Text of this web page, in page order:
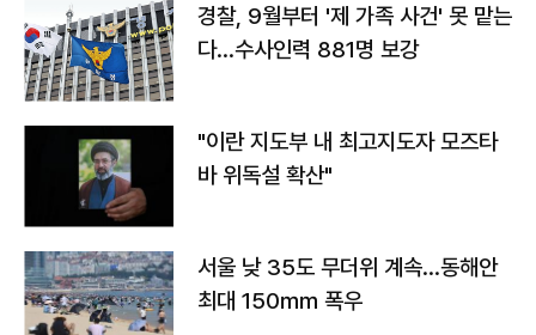
경찰, 9월부터 '제 가족 사건' 못 맡는
다…수사인력 881명 보강
"이란 지도부 내 최고지도자 모즈타
바 위독설 확산"
서울 낮 35도 무더위 계속…동해안
최대 150㎜ 폭우